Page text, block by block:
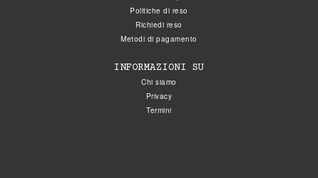
Politiche di reso
Richiedi reso
Metodi di pagamento
INFORMAZIONI SU
Chi siamo
Privacy
Termini